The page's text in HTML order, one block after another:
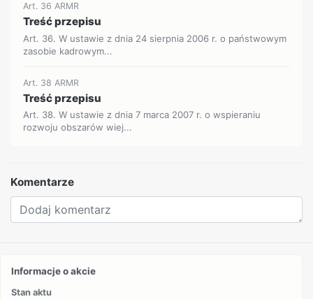
Art. 36 ARMR
Treść przepisu
Art. 36. W ustawie z dnia 24 sierpnia 2006 r. o państwowym
zasobie kadrowym...
Art. 38 ARMR
Treść przepisu
Art. 38. W ustawie z dnia 7 marca 2007 r. o wspieraniu
rozwoju obszarów wiej...
Komentarze
Informacje o akcie
Stan aktu